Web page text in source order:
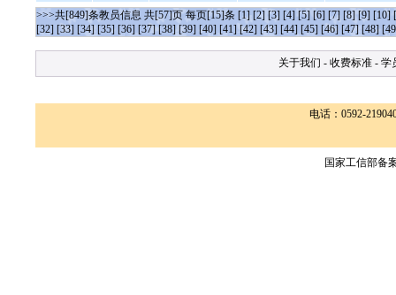
>>>共[849]条教员信息 共[57]页 每页[15]条 [1] [2] [3] [4] [5] [6] [7] [8] [9] [10]
[32] [33] [34] [35] [36] [37] [38] [39] [40] [41] [42] [43] [44] [45] [46] [47] [48]
关于我们 - 收费标准 - 学
电话：0592-
国家工信部备